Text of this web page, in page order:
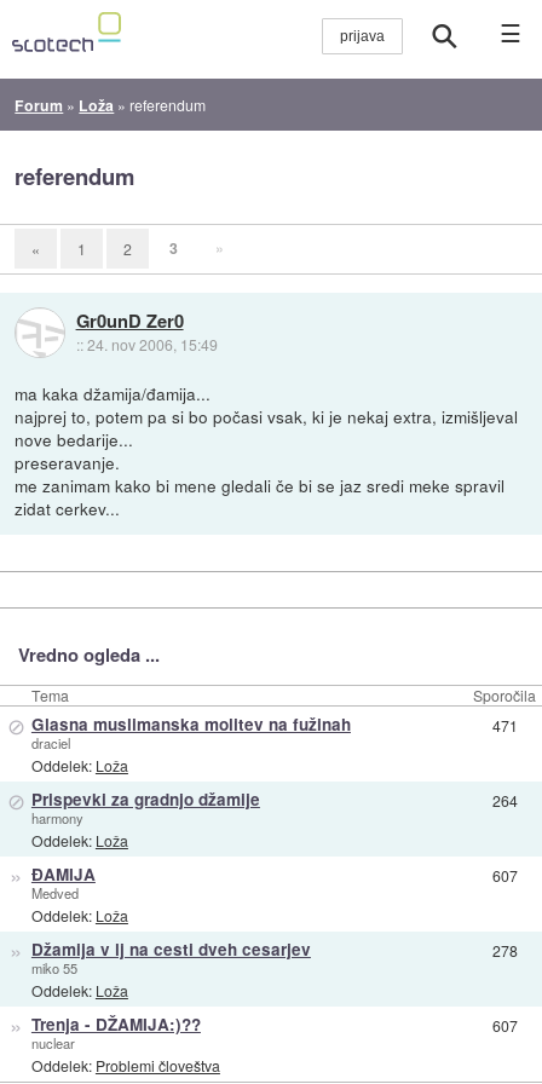
☰
Forum » Loža » referendum
referendum
« 1 2 3 »
Gr0unD Zer0
::24. nov 2006, 15:49
ma kaka džamija/đamija...
najprej to, potem pa si bo počasi vsak, ki je nekaj extra, izmišljeval
nove bedarije...
preseravanje.
me zanimam kako bi mene gledali če bi se jaz sredi meke spravil
zidat cerkev...
Vredno ogleda ...
Tema Sporočila
⊘ Glasna muslimanska molitev na fužinah
draciel
Oddelek: Loža
471
⊘ Prispevki za gradnjo džamije
harmony
Oddelek: Loža
264
» ĐAMIJA
Medved
Oddelek: Loža
607
» Džamija v lj na cesti dveh cesarjev
miko 55
Oddelek: Loža
278
» Trenja - DŽAMIJA:)??
nuclear
Oddelek: Problemi človeštva
607